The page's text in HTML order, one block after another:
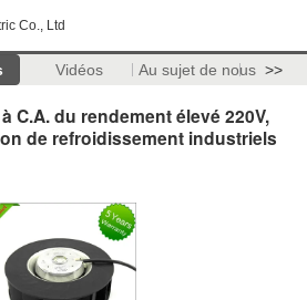
Co., Ltd
Vidéos Au sujet de nous >>
C.A. du rendement élevé 220V,
de refroidissement industriels